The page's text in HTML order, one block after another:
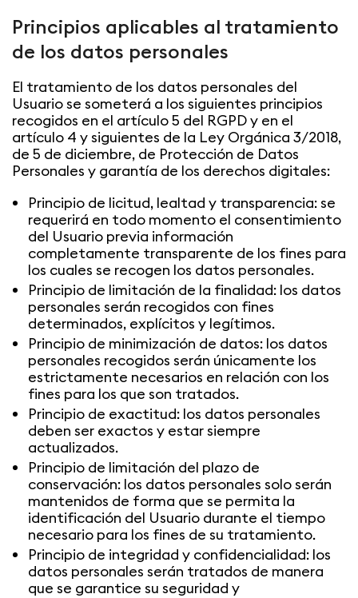
Principios aplicables al tratamiento
de los datos personales
El tratamiento de los datos personales del
Usuario se someterá a los siguientes principios
recogidos en el artículo 5 del RGPD y en el
artículo 4 y siguientes de la Ley Orgánica 3/2018,
de 5 de diciembre, de Protección de Datos
Personales y garantía de los derechos digitales:
Principio de licitud, lealtad y transparencia: se
requerirá en todo momento el consentimiento
del Usuario previa información
completamente transparente de los fines para
los cuales se recogen los datos personales.
Principio de limitación de la finalidad: los datos
personales serán recogidos con fines
determinados, explícitos y legítimos.
Principio de minimización de datos: los datos
personales recogidos serán únicamente los
estrictamente necesarios en relación con los
fines para los que son tratados.
Principio de exactitud: los datos personales
deben ser exactos y estar siempre
actualizados.
Principio de limitación del plazo de
conservación: los datos personales solo serán
mantenidos de forma que se permita la
identificación del Usuario durante el tiempo
necesario para los fines de su tratamiento.
Principio de integridad y confidencialidad: los
datos personales serán tratados de manera
que se garantice su seguridad y